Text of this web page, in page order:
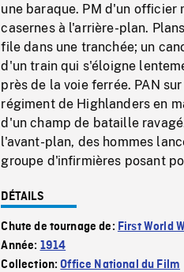
une baraque. PM d'un officier
casernes à l'arrière-plan.
file dans une tranchée; un
d'un train qui s'éloigne
près de la voie ferrée. PAN
régiment de Highlanders en
d'un champ de bataille
l'avant-plan, des hommes
groupe d'infirmières posant
DÉTAILS
Chute de tournage de: First World
Année: 1914
Collection:Office National du Film